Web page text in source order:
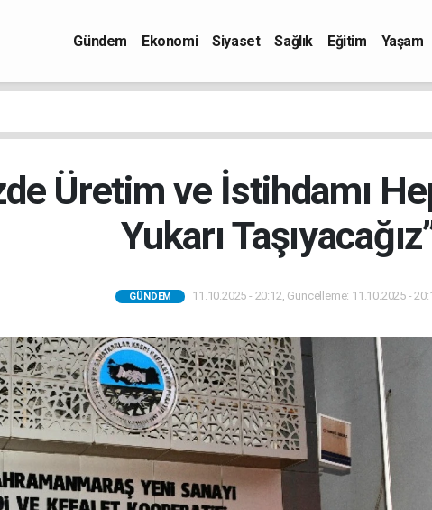
Gündem Ekonomi Siyaset Sağlık Eğitim Yaşam
Üretim ve İstihdamı
Yukarı
GÜNDEM 11.10.2025 - 20:12, Güncelleme: 11.10.2025 -